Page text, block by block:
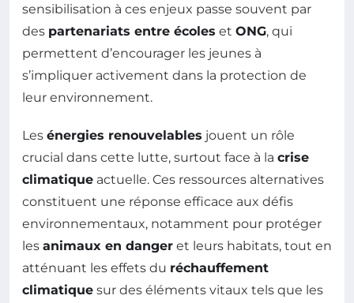
sensibilisation à ces enjeux passe souvent par
des partenariats entre écoles et ONG, qui
permettent d’encourager les jeunes à
s’impliquer activement dans la protection de
leur environnement.
Les énergies renouvelables jouent un rôle
crucial dans cette lutte, surtout face à la crise
climatique actuelle. Ces ressources alternatives
constituent une réponse efficace aux défis
environnementaux, notamment pour protéger
les animaux en danger et leurs habitats, tout en
atténuant les effets du réchauffement
climatique sur des éléments vitaux tels que les